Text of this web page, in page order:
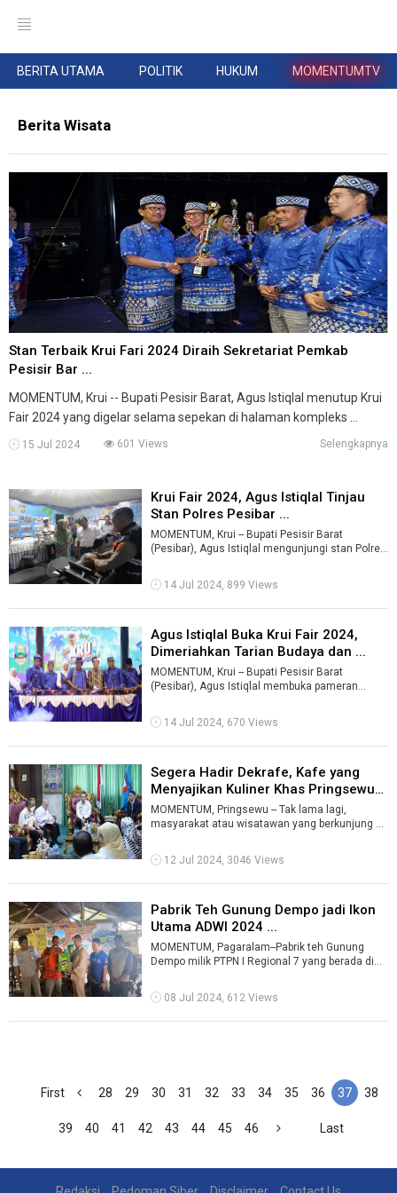
BERITA UTAMA POLITIK HUKUM MOMENTUMTV
Berita Wisata
Stan Terbaik Krui Fari 2024 Diraih Sekretariat Pemkab
Pesisir Bar ...
MOMENTUM, Krui -- Bupati Pesisir Barat, Agus Istiqlal menutup Krui
Fair 2024 yang digelar selama sepekan di halaman kompleks ...
15 Jul 2024 601 Views Selengkapnya
Krui Fair 2024, Agus Istiqlal Tinjau
Stan Polres Pesibar ...
MOMENTUM, Krui -- Bupati Pesisir Barat
(Pesibar), Agus Istiqlal mengunjungi stan Polres
14 Jul 2024, 899 Views
Agus Istiqlal Buka Krui Fair 2024,
Dimeriahkan Tarian Budaya dan ...
MOMENTUM, Krui -- Bupati Pesisir Barat
(Pesibar), Agus Istiqlal membuka pameran
...
14 Jul 2024, 670 Views
Segera Hadir Dekrafe, Kafe yang
Menyajikan Kuliner Khas Pringsewu
...
MOMENTUM, Pringsewu -- Tak lama lagi,
masyarakat atau wisatawan yang berkunjung ke
...
12 Jul 2024, 3046 Views
Pabrik Teh Gunung Dempo jadi Ikon
Utama ADWI 2024 ...
MOMENTUM, Pagaralam--Pabrik teh Gunung
Dempo milik PTPN I Regional 7 yang berada di
08 Jul 2024, 612 Views
First 28 29 30 31 32 33 34 35 36 37 38
39 40 41 42 43 44 45 46 Last